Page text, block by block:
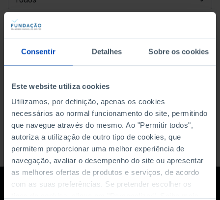
Consentir Detalhes Sobre os cookies
Este website utiliza cookies
Utilizamos, por definição, apenas os cookies
necessários ao normal funcionamento do site, permitindo
que navegue através do mesmo. Ao "Permitir todos",
autoriza a utilização de outro tipo de cookies, que
permitem proporcionar uma melhor experiência de
navegação, avaliar o desempenho do site ou apresentar
as melhores ofertas de produtos e serviços, de acordo
com as suas preferências. Se pretender escolher os
DATA DE INÍCIO
DATA DE FIM